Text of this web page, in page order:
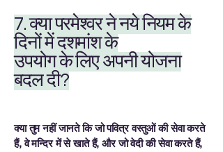
7. क्या परमेश्वर ने नये नियम के
दिनों में दशमांश के
उपयोग के लिए अपनी योजना
बदल दी?
क्या तुम नहीं जानते कि जो पवित्र वस्तुओं की सेवा करते
हैं, वे मन्दिर में से खाते हैं, और जो वेदी की सेवा करते हैं,